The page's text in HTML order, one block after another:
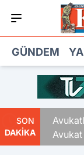
GÜNDEM
SON
DAKİKA
Avukat
Vurdu